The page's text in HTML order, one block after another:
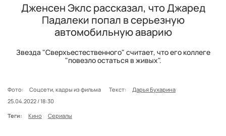
Дженсен Эклс рассказал, что Джаред
Падалеки попал в серьезную
автомобильную аварию
Звезда "Сверхъестественного" считает, что его коллеге
"повезло остаться в живых".
Фото: Соцсети, кадры из фильма Текст:
Дарья Бухарина
25.04.2022 / 18:30
Теги:
Кино Сериалы